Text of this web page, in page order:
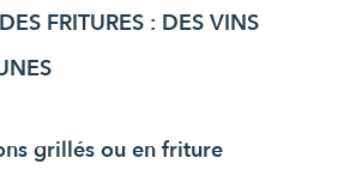
FRITURES : DES VINS
grillés ou en friture